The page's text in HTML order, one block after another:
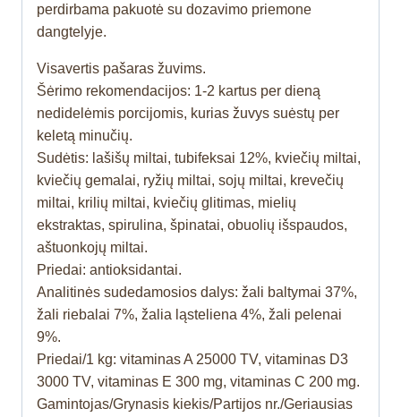
perdirbama pakuotė su dozavimo priemone
dangtelyje.
Visavertis pašaras žuvims.
Šėrimo rekomendacijos: 1-2 kartus per dieną
nedidelėmis porcijomis, kurias žuvys suėstų per
keletą minučių.
Sudėtis: lašišų miltai, tubifeksai 12%, kviečių miltai,
kviečių gemalai, ryžių miltai, sojų miltai, krevečių
miltai, krilių miltai, kviečių glitimas, mielių
ekstraktas, spirulina, špinatai, obuolių išspaudos,
aštuonkojų miltai.
Priedai: antioksidantai.
Analitinės sudedamosios dalys: žali baltymai 37%,
žali riebalai 7%, žalia ląsteliena 4%, žali pelenai
9%.
Priedai/1 kg: vitaminas A 25000 TV, vitaminas D3
3000 TV, vitaminas E 300 mg, vitaminas C 200 mg.
Gamintojas/Grynasis kiekis/Partijos nr./Geriausias